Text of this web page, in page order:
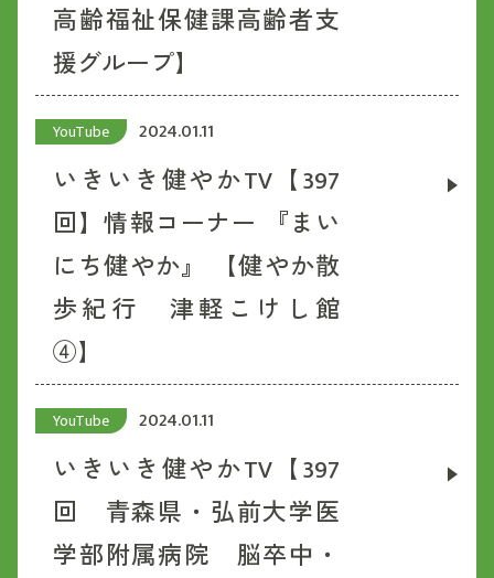
高齢福祉保健課高齢者支
援グループ】
YouTube 2024.01.11
いきいき健やかTV【397
回】情報コーナー 『まい
にち健やか』 【健やか散
歩紀行 津軽こけし館
④】
YouTube 2024.01.11
いきいき健やかTV【397
回 青森県・弘前大学医
学部附属病院 脳卒中・